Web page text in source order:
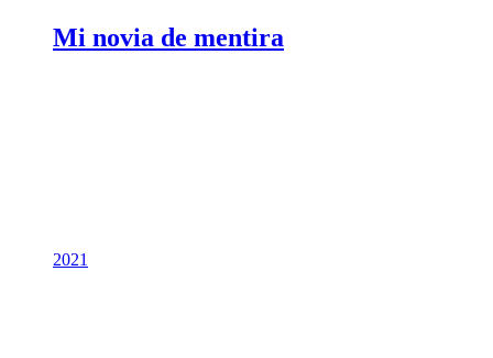
Mi novia de mentira
2021